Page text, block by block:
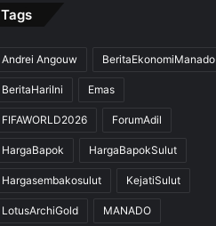
Tags
Andrei Angouw BeritaEkonomiManado
BeritaHariIni Emas
FIFAWORLD2026 ForumAdil
HargaBapok HargaBapokSulut
Hargasembakosulut KejatiSulut
LotusArchiGold MANADO